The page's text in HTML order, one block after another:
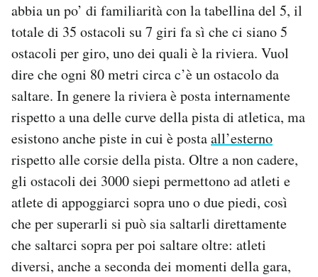
abbia un po’ di familiarità con la tabellina del 5, il
totale di 35 ostacoli su 7 giri fa sì che ci siano 5
ostacoli per giro, uno dei quali è la riviera. Vuol
dire che ogni 80 metri circa c’è un ostacolo da
saltare. In genere la riviera è posta internamente
rispetto a una delle curve della pista di atletica, ma
esistono anche piste in cui è postaall’esterno
rispetto alle corsie della pista. Oltre a non cadere,
gli ostacoli dei 3000 siepi permettono ad atleti e
atlete di appoggiarci sopra uno o due piedi, così
che per superarli si può sia saltarli direttamente
che saltarci sopra per poi saltare oltre: atleti
diversi, anche a seconda dei momenti della gara,